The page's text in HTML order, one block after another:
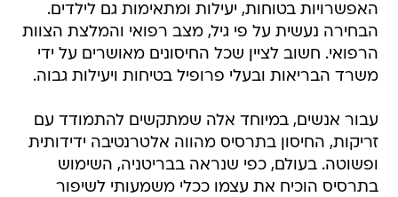
האפשרויות בטוחות, יעילות ומתאימות גם לילדים.
הבחירה נעשית על פי גיל, מצב רפואי והמלצת הצוות
הרפואי. חשוב לציין שכל החיסונים מאושרים על ידי
משרד הבריאות ובעלי פרופיל בטיחות ויעילות גבוה.
עבור אנשים, במיוחד אלה שמתקשים להתמודד עם
זריקות, החיסון בתרסיס מהווה אלטרנטיבה ידידותית
ופשוטה. בעולם, כפי שנראה בבריטניה, השימוש
בתרסיס הוכיח את עצמו ככלי משמעותי לשיפור